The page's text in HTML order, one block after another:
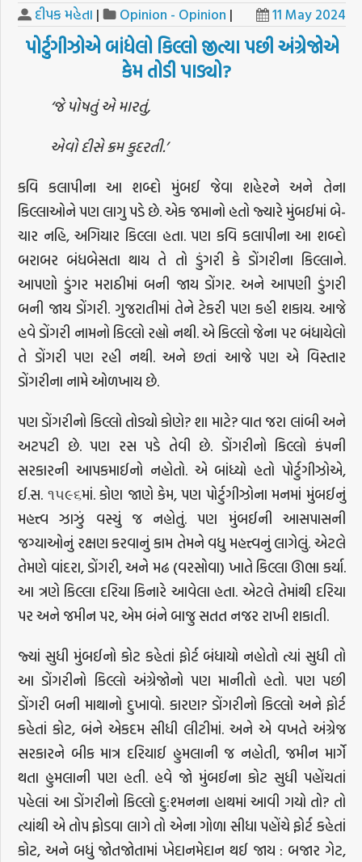
દીપક મહેતા | Opinion - Opinion | 11 May 2024
પોર્ટુગીઝોએ બાંધેલો કિલ્લો જીત્યા પછીઅંગ્રેજોએ
કેમ તોડી પાડ્યો?
‘જે પોષતું એ મારતું,
એવો દીસે ક્રમ કુદરતી.’
કવિ કલાપીના આ શબ્દો મુંબઈ જેવા શહેરને અને તેના
કિલ્લાઓને પણ લાગુ પડે છે. એક જમાનો હતો જ્યારે મુંબઈમાં બે-
ચાર નહિ, અગિયાર કિલ્લા હતા. પણ કવિ કલાપીના આ શબ્દો
બરાબર બંધબેસતા થાય તે તો ડુંગરી કે ડોંગરીના કિલ્લાને.
આપણો ડુંગર મરાઠીમાં બની જાય ડોંગર. અને આપણી ડુંગરી
બની જાય ડોંગરી. ગુજરાતીમાં તેને ટેકરી પણ કહી શકાય. આજે
હવે ડોંગરી નામનો કિલ્લો રહ્યો નથી. એ કિલ્લો જેના પર બંધાયેલો
તે ડોંગરી પણ રહી નથી. અને છતાં આજે પણ એ વિસ્તાર
ડોંગરીના નામે ઓળખાય છે.
પણ ડોંગરીનો કિલ્લો તોડ્યો કોણે? શા માટે? વાત જરા લાંબી અને
અટપટી છે. પણ રસ પડે તેવી છે. ડોંગરીનો કિલ્લો કંપની
સરકારની આપકમાઈનો નહોતો. એ બાંધ્યો હતો પોર્ટુગીઝોએ,
ઈ.સ. ૧૫૯૬માં. કોણ જાણે કેમ, પણ પોર્ટુગીઝોના મનમાં મુંબઈનું
મહત્ત્વ ઝાઝું વસ્યું જ નહોતું. પણ મુંબઈની આસપાસની
જગ્યાઓનું રક્ષણ કરવાનું કામ તેમને વધુ મહત્ત્વનું લાગેલું. એટલે
તેમણે વાંદરા, ડોંગરી, અને મઢ (વરસોવા) ખાતે કિલ્લા ઊભા કર્યા.
આ ત્રણે કિલ્લા દરિયા કિનારે આવેલા હતા. એટલે તેમાંથી દરિયા
પર અને જમીન પર, એમ બંને બાજુ સતત નજર રાખી શકાતી.
જ્યાં સુધી મુંબઈનો કોટ કહેતાં ફોર્ટ બંધાયો નહોતો ત્યાં સુધી તો
આ ડોંગરીનો કિલ્લો અંગ્રેજોનો પણ માનીતો હતો. પણ પછી
ડોંગરી બની માથાનો દુખાવો. કારણ? ડોંગરીનો કિલ્લો અને ફોર્ટ
કહેતાં કોટ, બંને એકદમ સીધી લીટીમાં. અને એ વખતે અંગ્રેજ
સરકારને બીક માત્ર દરિયાઈ હુમલાની જ નહોતી, જમીન માર્ગે
થતા હુમલાની પણ હતી. હવે જો મુંબઈના કોટ સુધી પહોંચતાં
પહેલાં આ ડોંગરીનો કિલ્લો દુ:શ્મનના હાથમાં આવી ગયો તો? તો
ત્યાંથી એ તોપ ફોડવા લાગે તો એના ગોળા સીધા પહોંચે ફોર્ટ કહેતાં
કોટ, અને બધું જોતજોતામાં ખેદાનમેદાન થઈ જાય : બજાર ગેટ,